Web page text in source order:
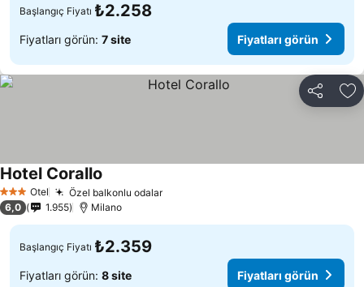
Başlangıç Fiyatı ₺2.258
Fiyatları görün: 7 site Fiyatları görün
Paylaş
3 YıldızOtel Özel balkonlu odalar
Hotel Corallo
6,0 1.955 Milano
Başlangıç Fiyatı ₺2.359
Fiyatları görün: 8 site Fiyatları görün